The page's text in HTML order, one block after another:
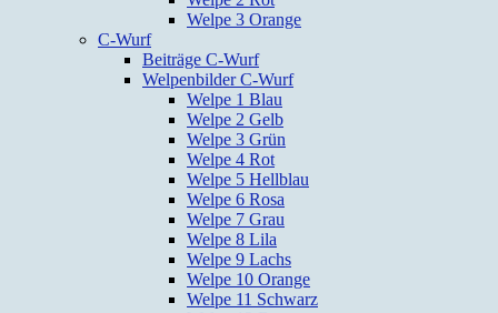
Welpe 3 Orange
C-Wurf
Beiträge C-Wurf
Welpenbilder C-Wurf
Welpe 1 Blau
Welpe 2 Gelb
Welpe 3 Grün
Welpe 4 Rot
Welpe 5 Hellblau
Welpe 6 Rosa
Welpe 7 Grau
Welpe 8 Lila
Welpe 9 Lachs
Welpe 10 Orange
Welpe 11 Schwarz